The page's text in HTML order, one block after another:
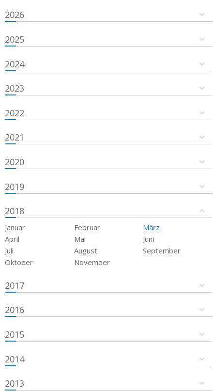
2026
2025
2024
2023
2022
2021
2020
2019
2018
Januar Februar
März
April
Mai
Juni
Juli
August
September
Oktober
November
2017
2016
2015
2014
2013